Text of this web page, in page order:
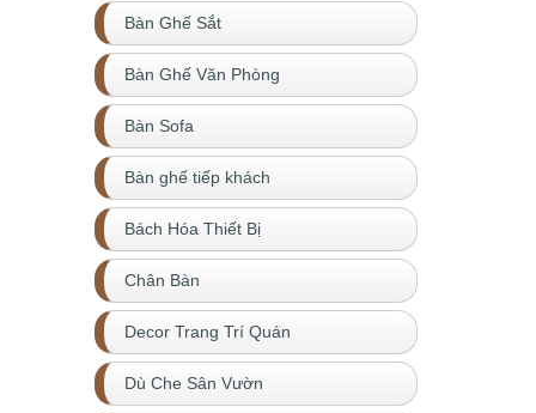
Bàn Ghế Sắt
Bàn Ghế Văn Phòng
Bàn Sofa
Bàn ghế tiếp khách
Bách Hóa Thiết Bị
Chân Bàn
Decor Trang Trí Quán
Dù Che Sân Vườn